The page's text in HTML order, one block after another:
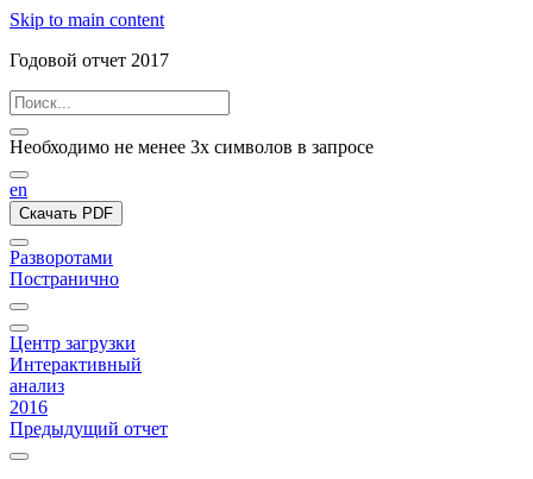
Skip to main content
Годовой отчет 2017
Необходимо не менее 3х символов в запросе
en
Скачать PDF
Разворотами
Постранично
Центр загрузки
Интерактивный
анализ
2016
Предыдущий отчет